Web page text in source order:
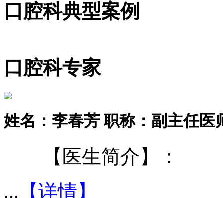
口腔科典型案例
口腔科专家
姓名：李春芳职称：副主任医
【医生简介】：
... 【详情】